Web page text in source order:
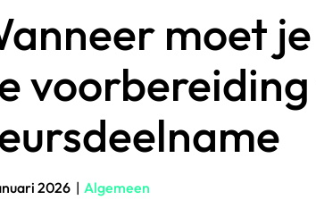
moet
2026 | Algemeen